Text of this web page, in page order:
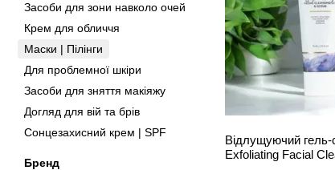
Відлущуючий гель-
Exfoliating Facial
Засоби для зони навколо очей
Крем для обличчя
Маски | Пілінги
Для проблемної шкіри
Засоби для зняття макіяжу
Догляд для вій та брів
Сонцезахисний крем | SPF
Бренд